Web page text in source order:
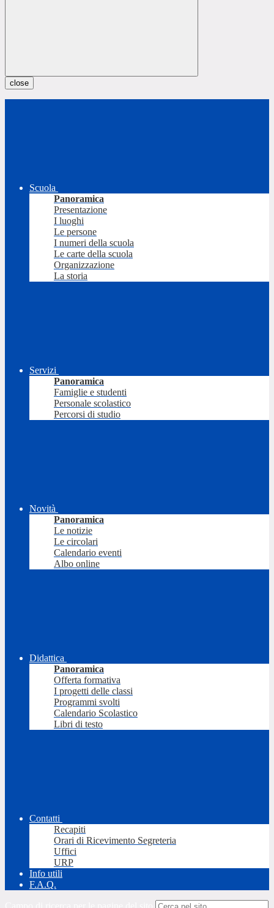
close
Scuola
Panoramica
Presentazione
I luoghi
Le persone
I numeri della scuola
Le carte della scuola
Organizzazione
La storia
Servizi
Panoramica
Famiglie e studenti
Personale scolastico
Percorsi di studio
Novità
Panoramica
Le notizie
Le circolari
Calendario eventi
Albo online
Didattica
Panoramica
Offerta formativa
I progetti delle classi
Programmi svolti
Calendario Scolastico
Libri di testo
Contatti
Recapiti
Orari di Ricevimento Segreteria
Uffici
URP
Info utili
F.A.Q.